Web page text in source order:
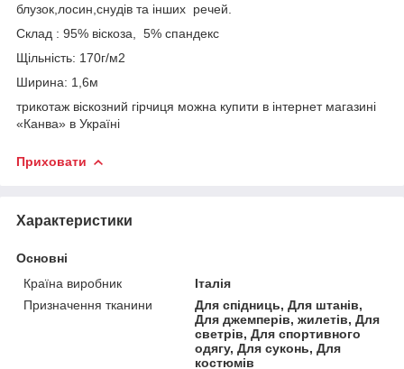
блузок,лосин,снудів та інших речей.
Склад : 95% віскоза, 5% спандекс
Щільність: 170г/м2
Ширина: 1,6м
трикотаж віскозний гірчиця можна купити в інтернет магазині
«Канва» в Україні
Приховати
Характеристики
Основні
Країна виробник
Італія
Призначення тканини
Для спідниць, Для штанів,
Для джемперів, жилетів, Для
светрів, Для спортивного
одягу, Для суконь, Для
костюмів